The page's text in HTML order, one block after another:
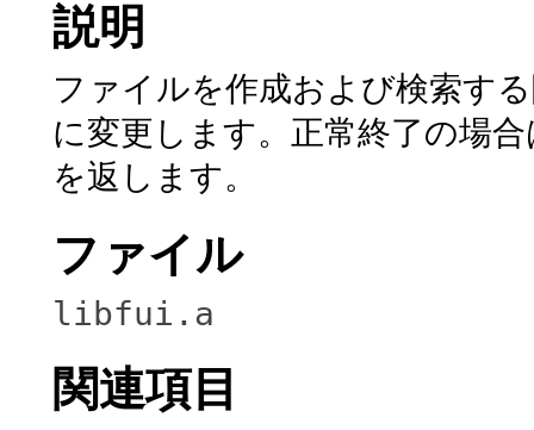
説明
ファイルを作成および検索す
に変更します。正常終了の場
を返します。
ファイル
libfui.a
関連項目